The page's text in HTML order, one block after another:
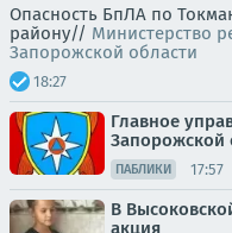
Опасность БпЛА по
району// Министерство
Запорожской области
18:27
Главное
Запорожской
ПАБЛИКИ 17:57
В
акция